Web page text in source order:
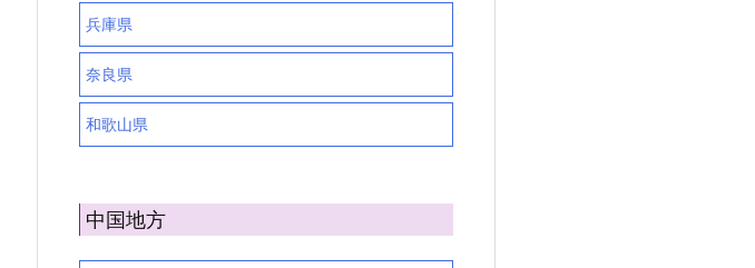
兵庫県
奈良県
和歌山県
中国地方